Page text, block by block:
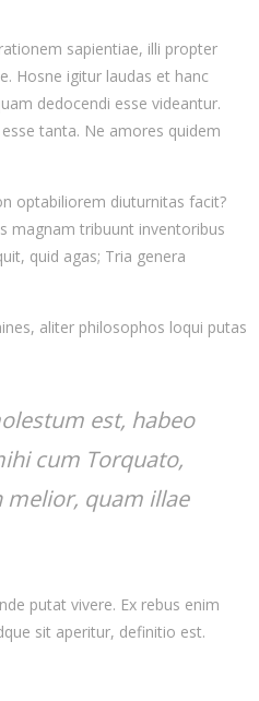
sapientiae, illi propter
Hosne igitur laudas et hanc
dedocendi esse videantur.
tanta. Ne amores quidem
optabiliorem diuturnitas facit?
magnam tribuunt inventoribus
quid agas; Tria genera
aliter philosophos loqui putas
est, habeo
cum Torquato,
quam illae
putat vivere. Ex rebus enim
sit aperitur, definitio est.